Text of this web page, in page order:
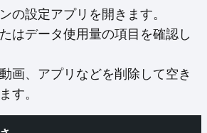
の設定アプリを開きます。
はデータ使用量の項目を確認し
画、アプリなどを削除して空き
す。